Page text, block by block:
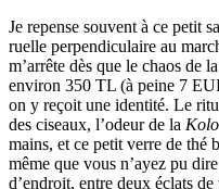
Je repense souvent à ce petit
ruelle perpendiculaire au
m’arrête dès que le chaos de
environ 350 TL (à peine 7
on y reçoit une identité. Le
des ciseaux, l’odeur de la
mains, et ce petit verre de thé
même que vous n’ayez pu
d’endroit, entre deux éclats